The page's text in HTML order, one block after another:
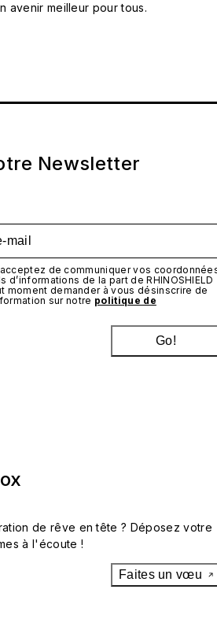
avenir meilleur pour tous.
Newsletter
mail
acceptez de communiquer vos
de la part de RHINOSHIELD
moment demander à vous désinscrire de
sur notre politique de
Go!
de rêve en tête ? Déposez votre
à l'écoute !
Faites un vœu